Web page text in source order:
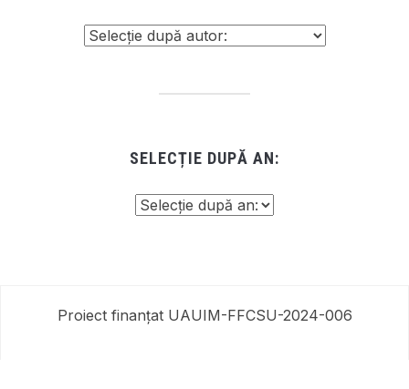
SELECȚIE DUPĂ AN:
Proiect finanțat UAUIM-FFCSU-2024-006